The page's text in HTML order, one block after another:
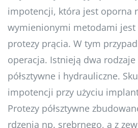
impotencji, która jest oporna
wymienionymi metodami
protezy prącia. W tym
operacja. Istnieją dwa
półsztywne i hydrauliczne.
impotencji przy użyciu
Protezy półsztywne
rdzenia np. srebrnego, a z